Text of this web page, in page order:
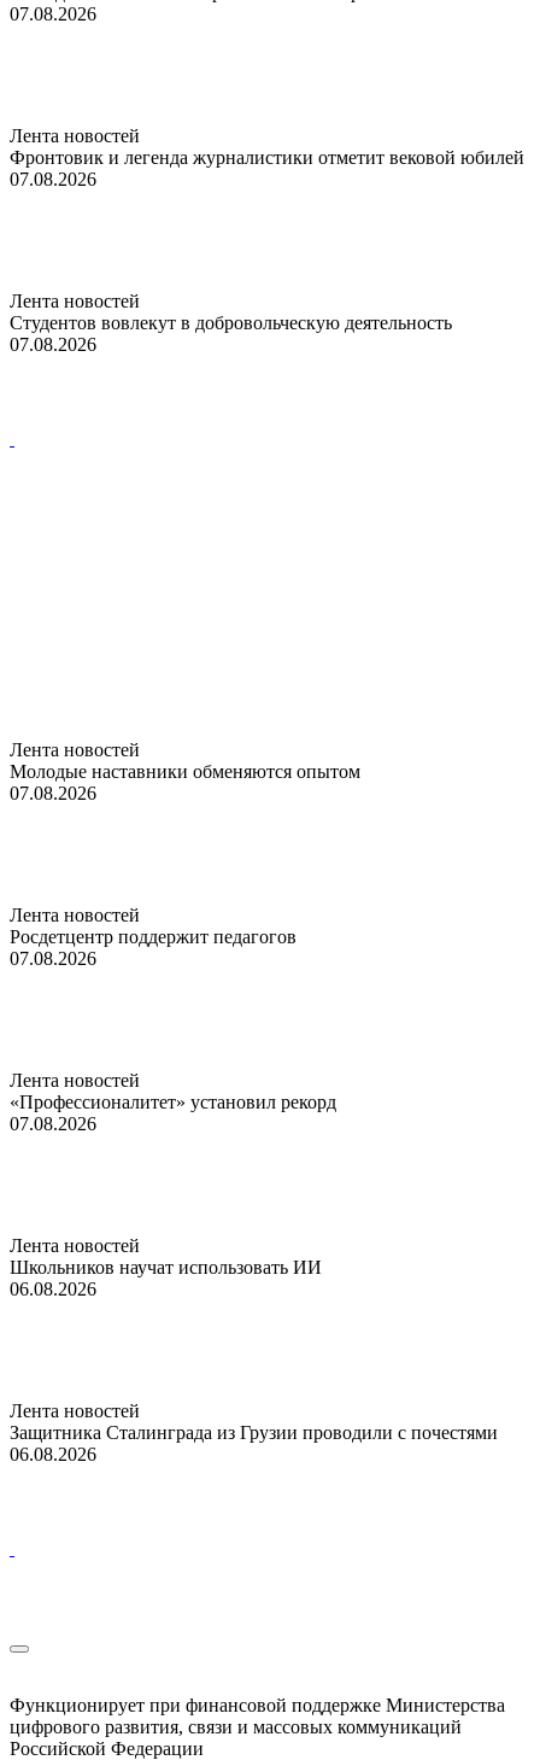
07.08.2026
Лента новостей
Фронтовик и легенда журналистики отметит вековой юбилей
07.08.2026
Лента новостей
Студентов вовлекут в добровольческую деятельность
07.08.2026
Лента новостей
Молодые наставники обменяются опытом
07.08.2026
Лента новостей
Росдетцентр поддержит педагогов
07.08.2026
Лента новостей
«Профессионалитет» установил рекорд
07.08.2026
Лента новостей
Школьников научат использовать ИИ
06.08.2026
Лента новостей
Защитника Сталинграда из Грузии проводили с почестями
06.08.2026
Функционирует при финансовой поддержке Министерства
цифрового развития, связи и массовых коммуникаций
Российской Федерации